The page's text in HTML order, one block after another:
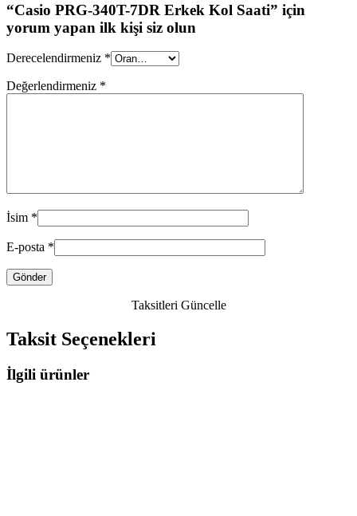
“Casio PRG-340T-7DR Erkek Kol Saati” için
yorum yapan ilk kişi siz olun
Derecelendirmeniz *
Değerlendirmeniz *
İsim *
E-posta *
Taksitleri Güncelle
Taksit Seçenekleri
İlgili ürünler